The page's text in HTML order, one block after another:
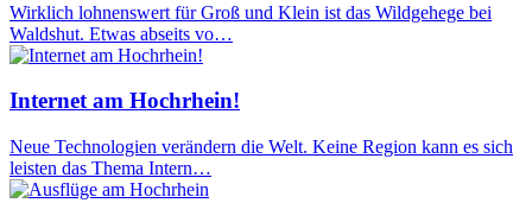
Wirklich lohnenswert für Groß und Klein ist das Wildgehege bei
Waldshut. Etwas abseits vo…
Internet am Hochrhein!
Neue Technologien verändern die Welt. Keine Region kann es sich
leisten das Thema Intern…